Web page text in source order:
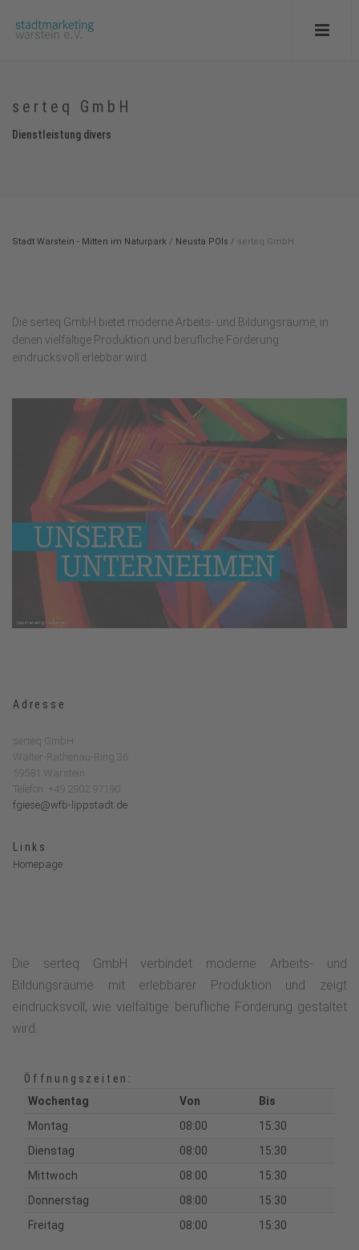
serteq GmbH
Dienstleistung divers
Stadt Warstein - Mitten im Naturpark / Neusta POIs / serteq GmbH
Die serteq GmbH bietet moderne Arbeits- und Bildungsräume, in
denen vielfältige Produktion und berufliche Förderung
eindrucksvoll erlebbar wird.
Adresse
serteq GmbH
Walter-Rathenau-Ring 36
59581 Warstein
Telefon: +49 2902 97190
fgiese@wfb-lippstadt.de
Links
Homepage
Die serteq GmbH verbindet moderne Arbeits- und
Bildungsräume mit erlebbarer Produktion und zeigt
eindrucksvoll, wie vielfältige berufliche Förderung gestaltet
wird.
Öffnungszeiten:
Wochentag
Von
Bis
Montag
08:00
15:30
Dienstag
08:00
15:30
Mittwoch
08:00
15:30
Donnerstag
08:00
15:30
Freitag
08:00 15:30